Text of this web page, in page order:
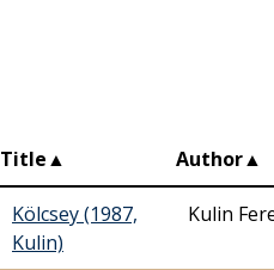
Title▲ Author▲
Kölcsey (1987,
Kulin)
Kulin